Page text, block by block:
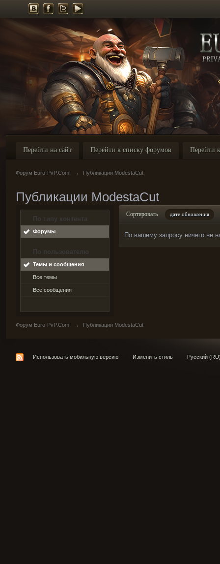
Перейти на сайт Перейти к списку форумов Перейти
Форум Euro-PvP.Com → Публикации ModestaCut
Публикации ModestaCut
По типу контента
Форумы
По пользователю
Темы и сообщения
Все темы
Все сообщения
Сортировать дате обновления
По вашему запросу ничего не
Форум Euro-PvP.Com → Публикации ModestaCut
Использовать мобильную версию Изменить стиль Русский